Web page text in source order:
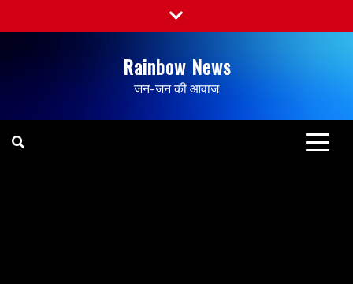
Rainbow News
जन-जन की आवाज